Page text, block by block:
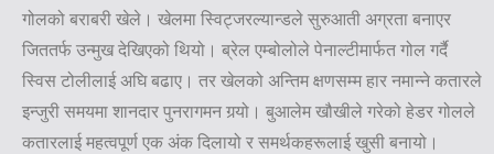
गोलको बराबरी खेले। खेलमा स्विट्जरल्यान्डले सुरुआती अग्रता बनाएर
जिततर्फ उन्मुख देखिएको थियो। ब्रेल एम्बोलोले पेनाल्टीमार्फत गोल गर्दै
स्विस टोलीलाई अघि बढाए। तर खेलको अन्तिम क्षणसम्म हार नमान्ने कतारले
इन्जुरी समयमा शानदार पुनरागमन गर्‍यो। बुआलेम खौखीले गरेको हेडर गोलले
कतारलाई महत्वपूर्ण एक अंक दिलायो र समर्थकहरूलाई खुसी बनायो।